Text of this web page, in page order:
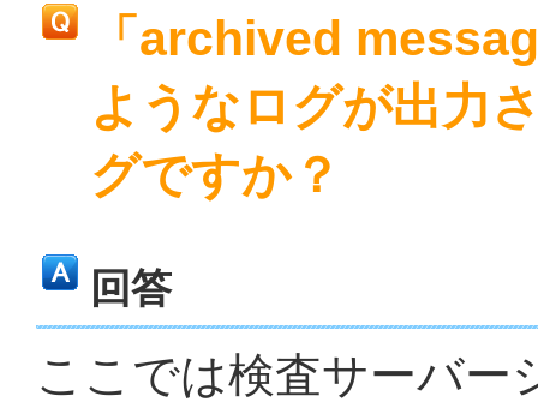
「archived
ようなログが出力
グですか？
回答
ここでは検査サーバー